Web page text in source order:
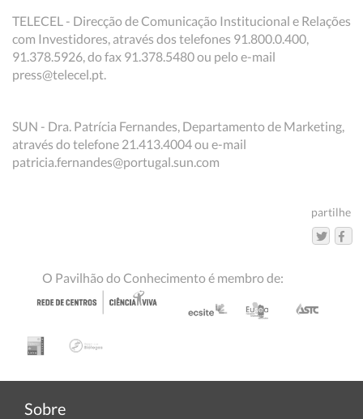
TELECEL - Direcção de Comunicação Institucional e Relações
com Investidores, através dos telefones 91.800.0.400,
91.378.5926, do fax 91.378.5480 ou pelo e-mail
press@telecel.pt.
SUN - Dra. Patrícia Fernandes, Departamento de Marketing,
através do telefone 21.413.4004 ou e-mail
patricia.fernandes@portugal.sun.com
partilhe
O Pavilhão do Conhecimento é membro de:
Sobre